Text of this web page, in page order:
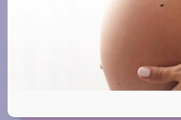
info@alternatyva.clinic